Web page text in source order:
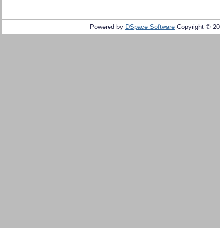
Powered by DSpace Software Copyright ©